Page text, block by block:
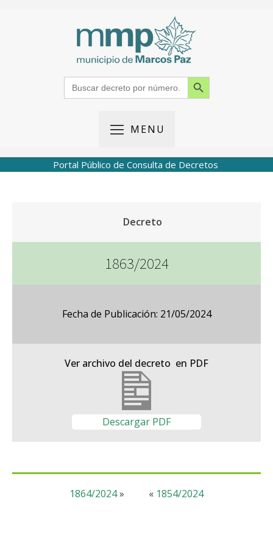
Search
for:
Search Button
MENU
Portal Público de Consulta de Decretos
Decreto
1863/2024
Fecha de Publicación: 21/05/2024
Ver archivo del decreto en PDF
Descargar PDF
« 1854/2024
1864/2024»